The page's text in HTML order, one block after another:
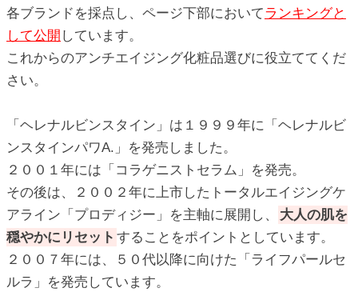
各ブランドを採点し、ページ下部においてランキングと
して公開 しています。
これからのアンチエイジング化粧品選びに役立ててくだ
さい。
「ヘレナルビンスタイン」は１９９９年に「ヘレナルビ
ンスタインパワA.」を発売しました。
２００１年には「コラゲニストセラム」を発売。
その後は、２００２年に上市したトータルエイジングケ
アライン「プロディジー」を主軸に展開し、
大人の肌を
穏やかにリセット することをポイントとしています。
２００７年には、５０代以降に向けた「ライフパールセ
ルラ」を発売しています。
antiaging/wp-
antiaging/wp-
antiaging/wp-
antiaging/wp-